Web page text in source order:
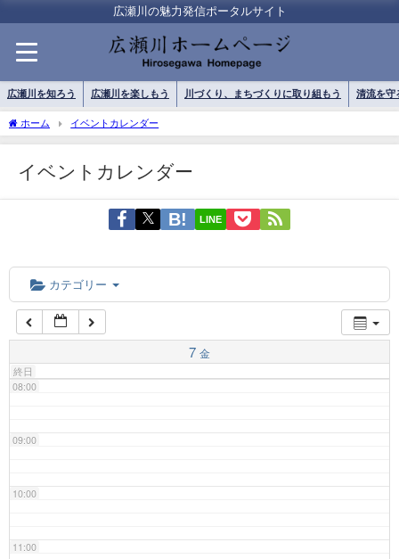
広瀬川の魅力発信ポータルサイト
広瀬川を知ろう 広瀬川を楽しもう 川づくり、まちづくりに取り組もう 清流を守
ホーム イベントカレンダー
イベントカレンダー
LINE
カテゴリー
7 金
終日
02:00
03:00
04:00
06:00
07:00
08:00
09:00
10:00
11:00